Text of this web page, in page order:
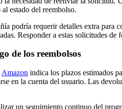
estado del reembolso.
podría requerir detalles extra
Responder a estas solicitudes
de los reembolsos
Amazon indica los plazos estimados
en la cuenta del usuario. Las
un seguimiento continuo del